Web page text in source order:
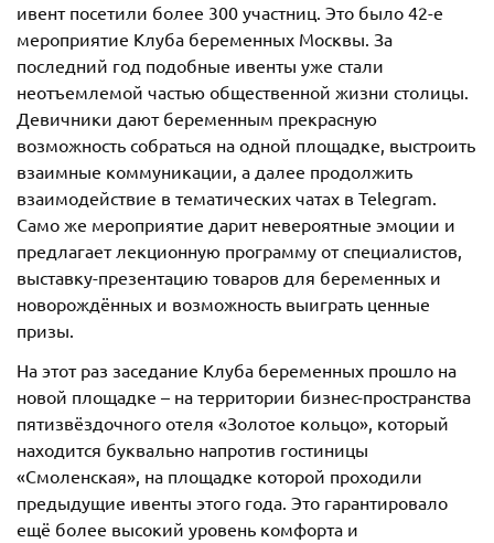
ивент посетили более 300 участниц. Это было 42-е
мероприятие Клуба беременных Москвы. За
последний год подобные ивенты уже стали
неотъемлемой частью общественной жизни столицы.
Девичники дают беременным прекрасную
возможность собраться на одной площадке, выстроить
взаимные коммуникации, а далее продолжить
взаимодействие в тематических чатах в Telegram.
Само же мероприятие дарит невероятные эмоции и
предлагает лекционную программу от специалистов,
выставку-презентацию товаров для беременных и
новорождённых и возможность выиграть ценные
призы.
На этот раз заседание Клуба беременных прошло на
новой площадке – на территории бизнес-пространства
пятизвёздочного отеля «Золотое кольцо», который
находится буквально напротив гостиницы
«Смоленская», на площадке которой проходили
предыдущие ивенты этого года. Это гарантировало
ещё более высокий уровень комфорта и